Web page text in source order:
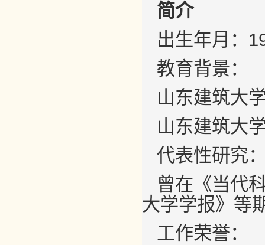
简介
出生年月：
教育背景：
山东建筑大
山东建筑大
代表性研究
曾在《当代
大学学报》等
工作荣誉：